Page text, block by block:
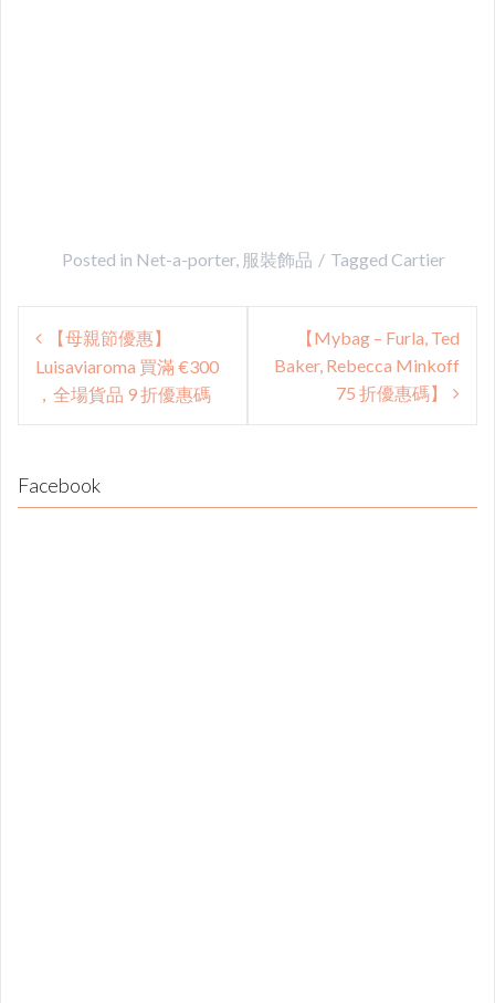
Posted in Net-a-porter, 服裝飾品 Tagged Cartier
Post
navigation
【母親節優惠】
Luisaviaroma 買滿 €300
，全場貨品 9 折優惠碼
【Mybag – Furla, Ted
Baker, Rebecca Minkoff
75 折優惠碼】
Facebook